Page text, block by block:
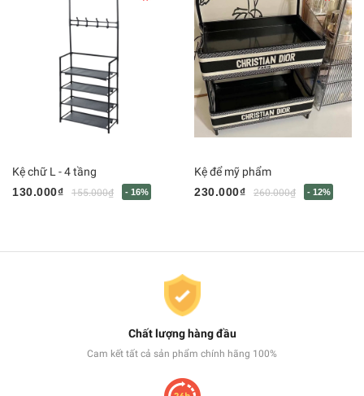
Kệ chữ L - 4 tầng
130.000₫
155.000₫ - 16%
Kệ để mỹ phẩm
230.000₫
260.000₫ - 12%
Chất lượng hàng đầu
Cam kết tất cả sản phẩm chính hãng 100%